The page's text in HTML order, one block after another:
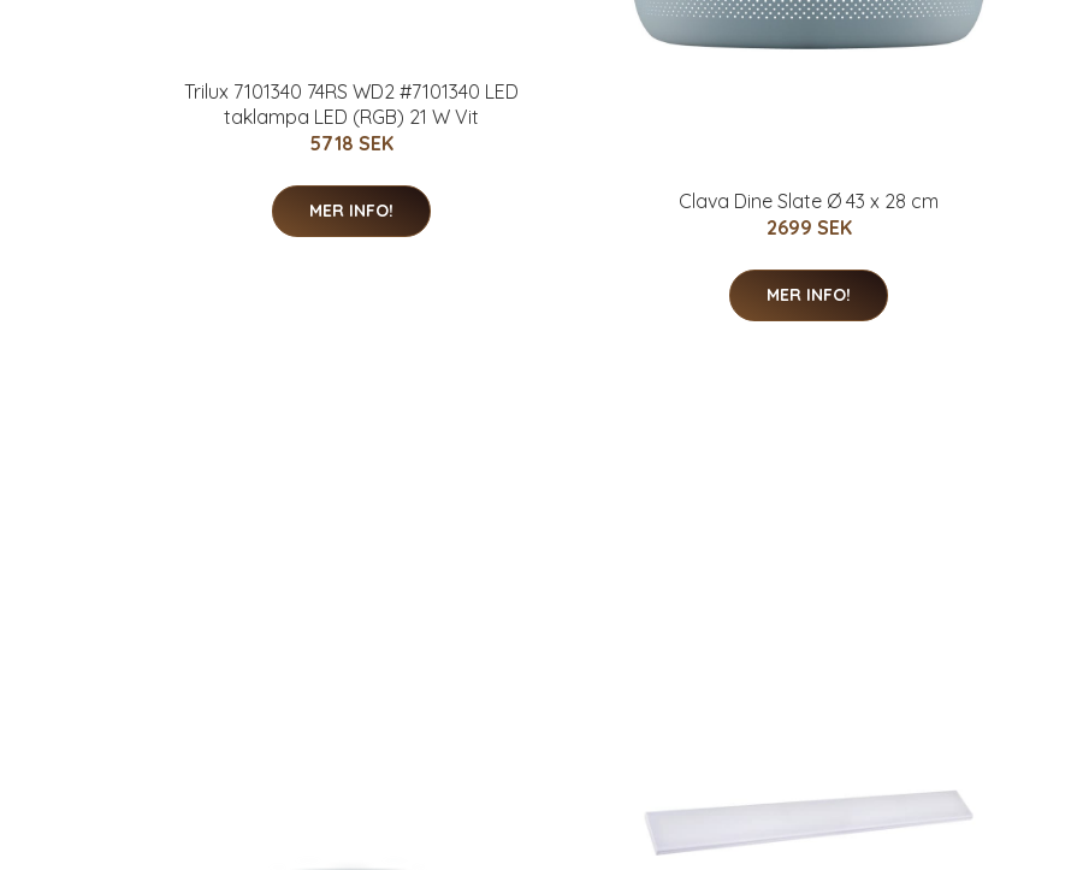
Trilux 7101340 74RS WD2 #7101340 LED
taklampa LED (RGB) 21 W Vit
5718 SEK
MER INFO!
Clava Dine Slate Ø 43 x 28 cm
2699 SEK
MER INFO!